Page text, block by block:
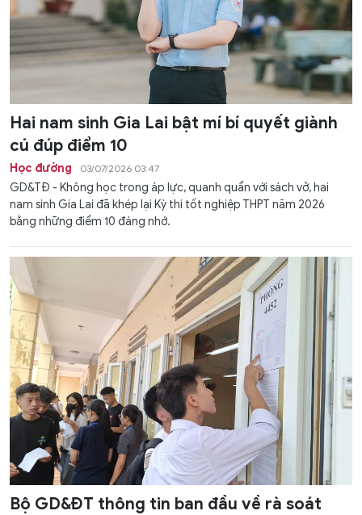
Hai nam sinh Gia Lai bật mí bí quyết giành
cú đúp điểm 10
Học đường 03/07/2026 03:47
GD&TĐ - Không học trong áp lực, quanh quẩn với sách vở, hai
nam sinh Gia Lai đã khép lại Kỳ thi tốt nghiệp THPT năm 2026
bằng những điểm 10 đáng nhớ.
Bộ GD&ĐT thông tin ban đầu về rà soát